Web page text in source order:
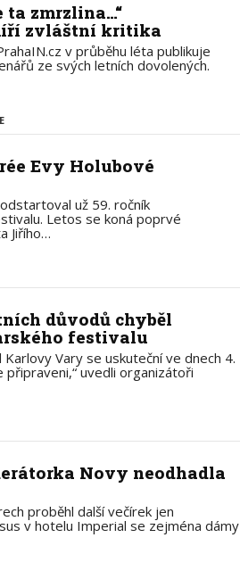
zmrzlina…“
zvláštní kritika
v průběhu léta publikuje
ze svých letních dovolených.
Evy Holubové
už 59. ročník
Letos se koná poprvé
Jiřího…
důvodů chyběl
festivalu
Vary se uskuteční ve dnech 4.
připraveni,“ uvedli organizátoři
Novy neodhadla
proběhl další večírek jen
v hotelu Imperial se zejména dámy